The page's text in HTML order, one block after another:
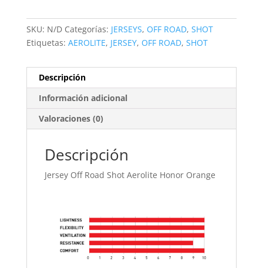
SKU: N/D Categorías: JERSEYS, OFF ROAD, SHOT
Etiquetas: AEROLITE, JERSEY, OFF ROAD, SHOT
Descripción
Información adicional
Valoraciones (0)
Descripción
Jersey Off Road Shot Aerolite Honor Orange